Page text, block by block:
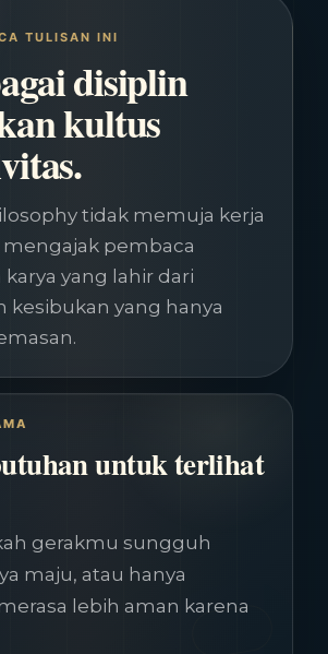
TULISAN INI
disiplin
kultus
tidak memuja kerja
pembaca
yang lahir dari
kesibukan yang hanya
untuk terlihat
gerakmu sungguh
maju, atau hanya
lebih aman karena